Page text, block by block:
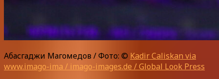
Абасгаджи Магомедов / Фото: © Kadir Caliskan via
www.imago-ima / imago-images.de / Global Look Press